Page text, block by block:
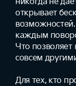
открывает
каждым
Что
совсем
Для тех, кто